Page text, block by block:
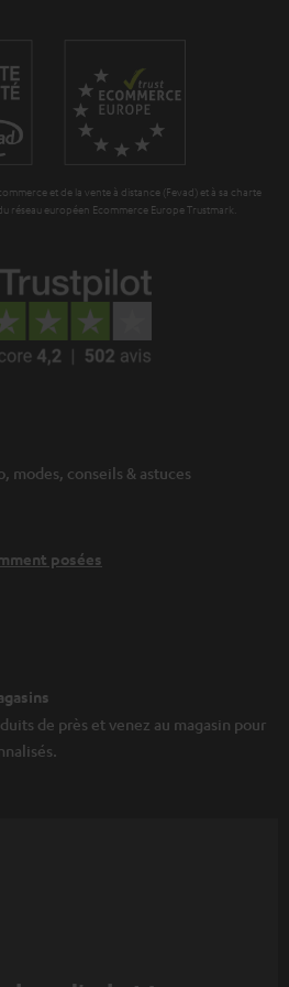
et de la vente à distance (Fevad) et à sa charte
réseau européen Ecommerce Europe Trustmark.
modes, conseils & astuces
posées
de près et venez au magasin pour